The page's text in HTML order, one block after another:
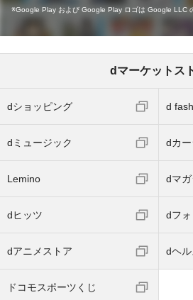
Google Play および Google Play ロゴは Google LLC
dマーケットス
dショッピング d
dミュージック dカ
Lemino dマ
dヒッツ dフォ
dアニメストア dヘ
ドコモスポーツくじ